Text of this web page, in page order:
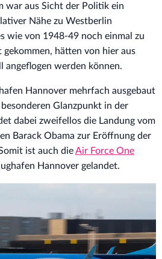
war aus Sicht der Politik ein
Nähe zu Westberlin
wie von 1948-49 noch einmal zu
hätten von hier aus
angeflogen werden können.
Hannover mehrfach ausgebaut
Glanzpunkt in der
dabei zweifellos die Landung vom
Barack Obama zur Eröffnung der
ist auch dieAir Force One
Hannover gelandet.